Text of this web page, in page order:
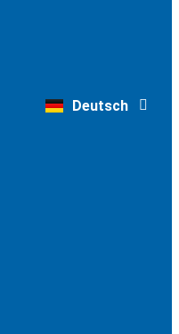
Deutsch
Nederlands